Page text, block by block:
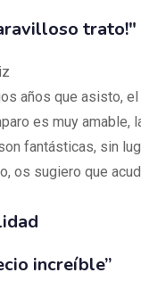
trato!"
años que asisto,
es muy amable,
fantásticas, sin
os sugiero que
increíble”